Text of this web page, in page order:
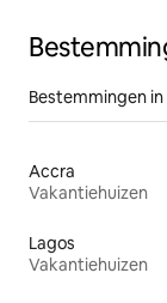
Bestemmingen
Accra
Vakantiehuizen
Lagos
Vakantiehuizen